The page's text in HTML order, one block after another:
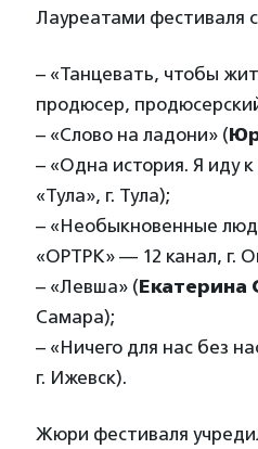
Лауреатами фестиваля
– «Танцевать, чтобы
продюсер,
– «Слово на ладони» (
– «Одна история. Я иду к
«Тула», г. Тула);
– «Необыкновенные
«ОРТРК» — 12 канал, г.
– «Левша» (Екатерина
Самара);
– «Ничего для нас без
г. Ижевск).
Жюри фестиваля